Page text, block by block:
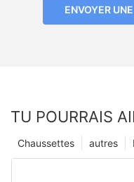
ENVOYER
TU POURRAIS
autres
Chaussettes